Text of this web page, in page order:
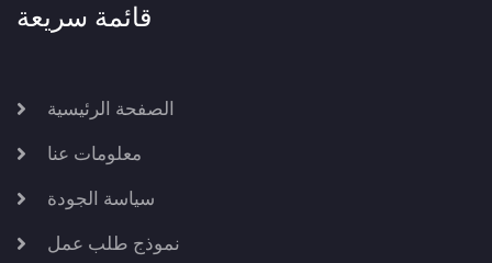
قائمة سريعة
الصفحة الرئيسية
معلومات عنا
سياسة الجودة
نموذج طلب عمل